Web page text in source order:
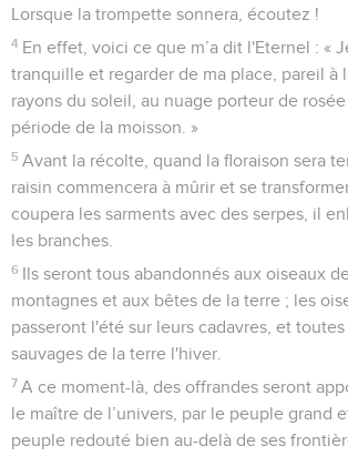
Lorsque la trompette sonnera, écoutez !
4 En effet, voici ce que m’a dit l'Eternel : «
tranquille et regarder de ma place, pareil à
rayons du soleil, au nuage porteur de
période de la moisson. »
5 Avant la récolte, quand la floraison sera
raisin commencera à mûrir et se
coupera les sarments avec des serpes, il
les branches.
6 Ils seront tous abandonnés aux oiseaux
montagnes et aux bêtes de la terre ; les
passeront l'été sur leurs cadavres, et
sauvages de la terre l'hiver.
7 A ce moment-là, des offrandes seront
le maître de l’univers, par le peuple grand
peuple redouté bien au-delà de ses